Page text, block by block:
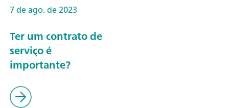
7 de ago. de 2023
Ter um contrato de
serviço é
importante?